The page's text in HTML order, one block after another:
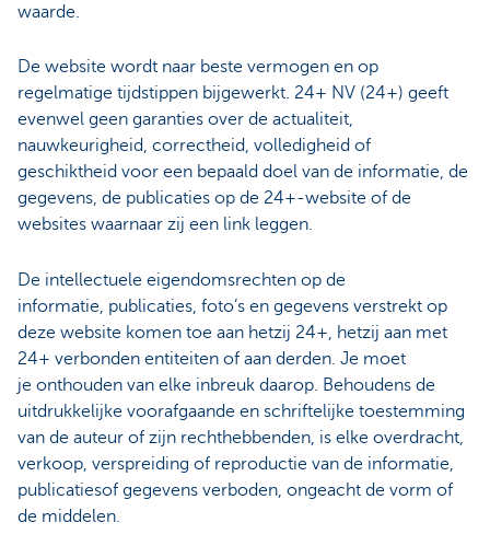
waarde.
De website wordt naar beste vermogen en op
regelmatige tijdstippen bijgewerkt. 24+ NV (24+) geeft
evenwel geen garanties over de actualiteit,
nauwkeurigheid, correctheid, volledigheid of
geschiktheid voor een bepaald doel van de informatie, de
gegevens, de publicaties op de 24+-website of de
websites waarnaar zij een link leggen.
De intellectuele eigendomsrechten op de
informatie, publicaties, foto’s en gegevens verstrekt op
deze website komen toe aan hetzij 24+, hetzij aan met
24+ verbonden entiteiten of aan derden. Je moet
je onthouden van elke inbreuk daarop. Behoudens de
uitdrukkelijke voorafgaande en schriftelijke toestemming
van de auteur of zijn rechthebbenden, is elke overdracht,
verkoop, verspreiding of reproductie van de informatie,
publicatiesof gegevens verboden, ongeacht de vorm of
de middelen.